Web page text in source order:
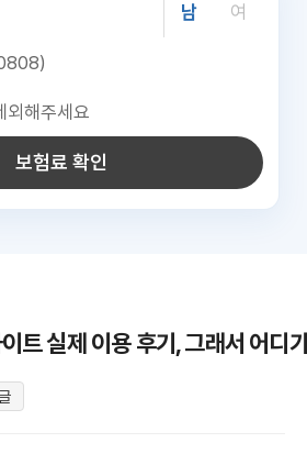
남 여
보험료 확인
트 실제 이용 후기, 그래서 어디